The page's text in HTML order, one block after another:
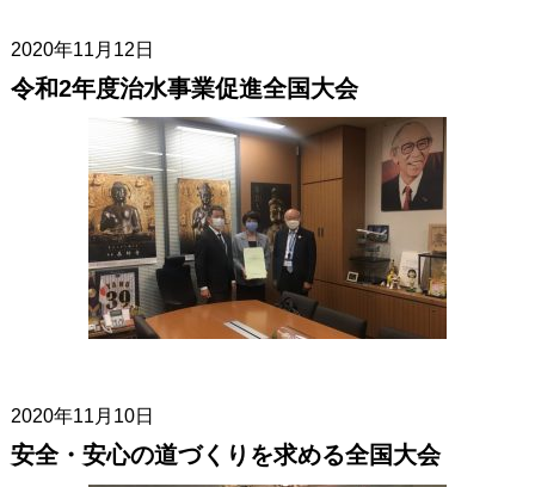
2020年11月12日
令和2年度治水事業促進全国大会
2020年11月10日
安全・安心の道づくりを求める全国大会